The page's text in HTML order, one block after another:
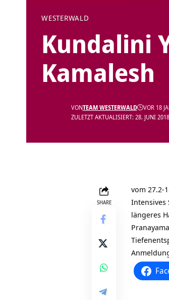
WESTERWALD
Kundalini
Kamalesh
ZULETZT AKTUALISIERT: 28. JUNI
VONTEAM WESTERWALD VOR 18
SHARE
vom 27.2-
Intensives
längeres